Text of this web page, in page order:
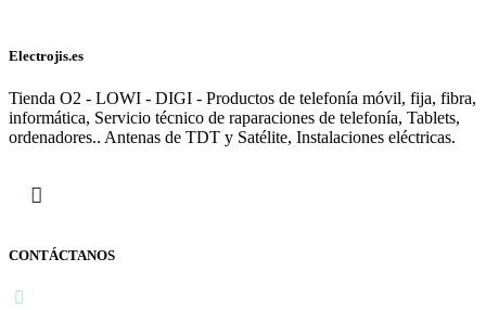
Electrojis.es
Tienda O2 - LOWI - DIGI - Productos de telefonía móvil, fija, fibra,
informática, Servicio técnico de raparaciones de telefonía, Tablets,
ordenadores.. Antenas de TDT y Satélite, Instalaciones eléctricas.
CONTÁCTANOS